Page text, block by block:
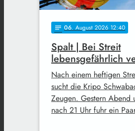
notes 06. August 2026 12:40
Spalt | Bei Streit
lebensgefährlich
Nach einem heftigen
sucht die Kripo
Zeugen. Gestern Abend
nach 21 Uhr fuhr ein